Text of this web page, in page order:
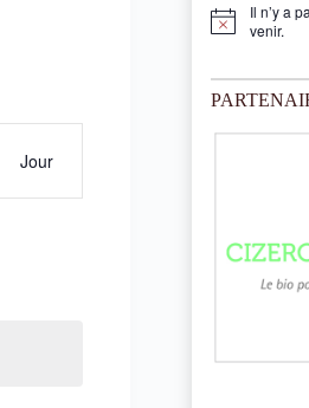
Jour
N
i
c
Il n’y a
venir.